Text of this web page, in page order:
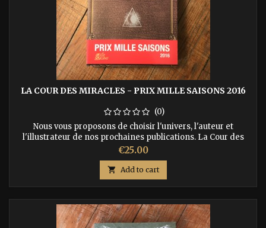
LA COUR DES MIRACLES - PRIX MILLE SAISONS 2016
(0)
Nous vous proposons de choisir l'univers, l'auteur et
l'illustrateur de nos prochaines publications. La Cour des
miracles réunit 20 nouvelles, chacune illustrée. C'est Vous qui
désignerez les vainqueurs en votant pour l'auteur et
l'illustrateur préféré. ISBN : 9791092700046
Price
€25.00
 Add to cart